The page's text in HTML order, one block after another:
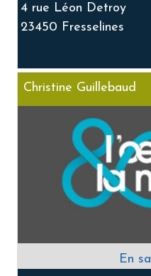
4 rue Léon Detroy
23450 Fresselines
Christine Guillebaud